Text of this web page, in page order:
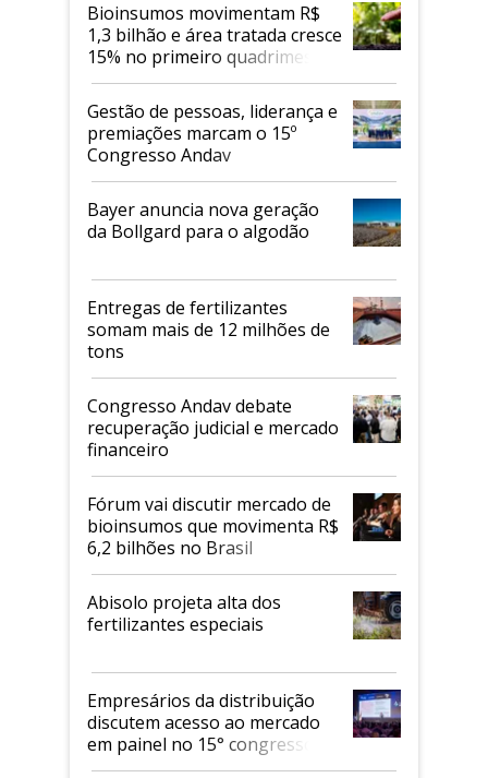
Bioinsumos movimentam R$
1,3 bilhão e área tratada cresce
15% no primeiro quadrimestre
de 2026
Gestão de pessoas, liderança e
premiações marcam o 15º
Congresso Andav
Bayer anuncia nova geração
da Bollgard para o algodão
Entregas de fertilizantes
somam mais de 12 milhões de
tons
Congresso Andav debate
recuperação judicial e mercado
financeiro
Fórum vai discutir mercado de
bioinsumos que movimenta R$
6,2 bilhões no Brasil
Abisolo projeta alta dos
fertilizantes especiais
Empresários da distribuição
discutem acesso ao mercado
em painel no 15° congresso
Andav